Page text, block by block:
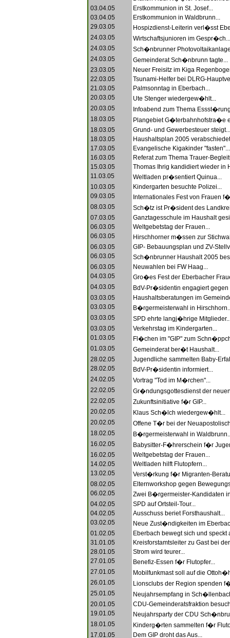
03.04.05
Erstkommunion in St. Josef...
03.04.05
Erstkommunion in Waldbrunn...
29.03.05
Hospizdienst-Leiterin verl�sst
24.03.05
Wirtschaftsjunioren im Gespr�ch...
24.03.05
Sch�nbrunner
24.03.05
Gemeinderat Sch�nbrunn tagte...
23.03.05
Neuer Freisitz im Kiga
22.03.05
Tsunami-Helfer bei DLRG-
21.03.05
Palmsonntag in Eberbach...
20.03.05
Ute Stenger wiedergew�hlt...
20.03.05
Infoabend zum Thema
18.03.05
Plangebiet G�terbahnhofstra�e
18.03.05
Grund- und Gewerbesteuer steigt...
18.03.05
Haushaltsplan 2005
17.03.05
Evangelische Kigakinder "fasten"...
16.03.05
Referat zum Thema Trauer-
15.03.05
Thomas Ihrig kandidiert wieder in
11.03.05
Weltladen pr�sentiert Quinua...
10.03.05
Kindergarten besuchte Polizei...
09.03.05
Internationales Fest von Frauen
08.03.05
Sch�tz ist Pr�sident des
07.03.05
Ganztagesschule im Haushalt
06.03.05
Weltgebetstag der Frauen...
06.03.05
Hirschhorner m�ssen zur
06.03.05
GIP- Bebauungsplan und ZV-
06.03.05
Sch�nbrunner Haushalt 2005
06.03.05
Neuwahlen bei FW Haag...
04.03.05
Gro�es Fest der Eberbacher
04.03.05
BdV-Pr�sidentin engagiert gegen
03.03.05
Haushaltsberatungen im
03.03.05
B�rgermeisterwahl in
03.03.05
SPD ehrte langj�hrige
03.03.05
Verkehrstag im Kindergarten...
01.03.05
Fl�chen im "GIP" zum
01.03.05
Gemeinderat ber�t Haushalt...
28.02.05
Jugendliche sammelten Baby-
28.02.05
BdV-Pr�sidentin informiert...
24.02.05
Vortrag "Tod im M�rchen"...
22.02.05
Gr�ndungsgottesdienst der
22.02.05
Zukunftsinitiative f�r GIP...
20.02.05
Klaus Sch�lch wiedergew�hlt...
20.02.05
Offene T�r bei der
18.02.05
B�rgermeisterwahl in
16.02.05
Babysitter-F�hrerschein f�r
16.02.05
Weltgebetstag der Frauen...
14.02.05
Weltladen hilft Flutopfern...
13.02.05
Verst�rkung f�r Migranten-
08.02.05
Elternworkshop gegen
06.02.05
Zwei B�rgermeister-Kandidaten
04.02.05
SPD auf Ortsteil-Tour...
04.02.05
Ausschuss beriet Forsthaushalt...
03.02.05
Neue Zust�ndigkeiten im
01.02.05
Eberbach bewegt sich und speckt
31.01.05
Kreisforstamtsleiter zu Gast bei
28.01.05
Strom wird teurer...
27.01.05
Benefiz-Essen f�r Flutopfer...
27.01.05
Mobilfunkmast soll auf die
26.01.05
Lionsclubs der Region spenden
25.01.05
Neujahrsempfang in
20.01.05
CDU-Gemeinderatsfraktion
19.01.05
Neujahrsparty der CDU
18.01.05
Kinderg�rten sammelten f�r
17.01.05
Dem GIP droht das Aus...